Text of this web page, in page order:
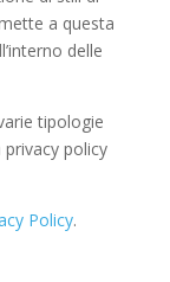
a questa
delle
tipologie
policy
Policy.